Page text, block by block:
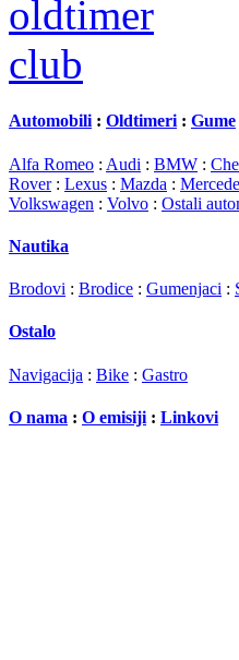
Automobili : Oldtimeri : Gume
Alfa Romeo : Audi : BMW :
Rover: Lexus : Mazda :
Volkswagen : Volvo : Ostali
Nautika
Brodovi : Brodice : Gumenjaci :
Ostalo
Navigacija : Bike : Gastro
O nama : O emisiji : Linkovi